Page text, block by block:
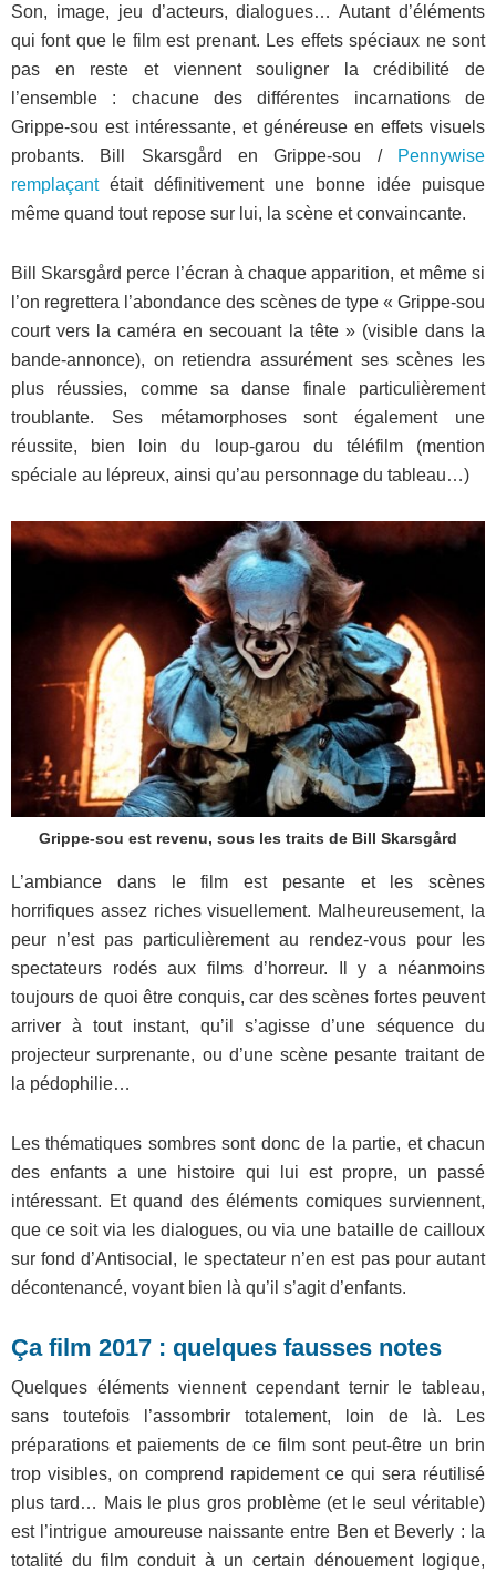
Son, image, jeu d’acteurs, dialogues… Autant d’éléments
qui font que le film est prenant. Les effets spéciaux ne sont
pas en reste et viennent souligner la crédibilité de
l’ensemble : chacune des différentes incarnations de
Grippe-sou est intéressante, et généreuse en effets visuels
probants. Bill Skarsgård en Grippe-sou /
Pennywise
remplaçant était définitivement une bonne idée puisque
même quand tout repose sur lui, la scène et convaincante.
Bill Skarsgård perce l’écran à chaque apparition, et même si
l’on regrettera l’abondance des scènes de type « Grippe-sou
court vers la caméra en secouant la tête » (visible dans la
bande-annonce), on retiendra assurément ses scènes les
plus réussies, comme sa danse finale particulièrement
troublante. Ses métamorphoses sont également une
réussite, bien loin du loup-garou du téléfilm (mention
spéciale au lépreux, ainsi qu’au personnage du tableau…)
Grippe-sou est revenu, sous les traits de Bill Skarsgård
L’ambiance dans le film est pesante et les scènes
horrifiques assez riches visuellement. Malheureusement, la
peur n’est pas particulièrement au rendez-vous pour les
spectateurs rodés aux films d’horreur. Il y a néanmoins
toujours de quoi être conquis, car des scènes fortes peuvent
arriver à tout instant, qu’il s’agisse d’une séquence du
projecteur surprenante, ou d’une scène pesante traitant de
la pédophilie…
Les thématiques sombres sont donc de la partie, et chacun
des enfants a une histoire qui lui est propre, un passé
intéressant. Et quand des éléments comiques surviennent,
que ce soit via les dialogues, ou via une bataille de cailloux
sur fond d’Antisocial, le spectateur n’en est pas pour autant
décontenancé, voyant bien là qu’il s’agit d’enfants.
Ça film 2017 : quelques fausses notes
Quelques éléments viennent cependant ternir le tableau,
sans toutefois l’assombrir totalement, loin de là. Les
préparations et paiements de ce film sont peut-être un brin
trop visibles, on comprend rapidement ce qui sera réutilisé
plus tard… Mais le plus gros problème (et le seul véritable)
est l’intrigue amoureuse naissante entre Ben et Beverly : la
totalité du film conduit à un certain dénouement logique,